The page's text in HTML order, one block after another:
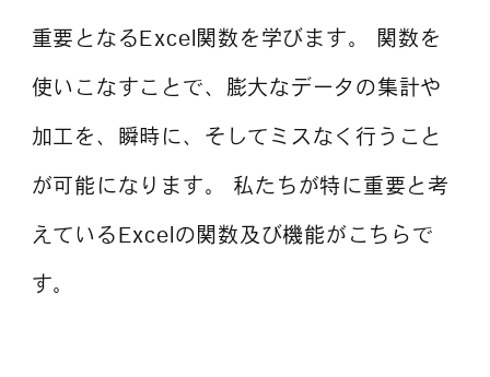
重要となるExcel関数を学びます。 関数を
使いこなすことで、膨大なデータの集計や
加工を、瞬時に、そしてミスなく行うこと
が可能になります。 私たちが特に重要と考
えているExcelの関数及び機能がこちらで
す。